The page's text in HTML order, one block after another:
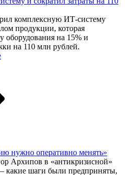
выпускников на целевое
студентам стипендию,
трудоустройство